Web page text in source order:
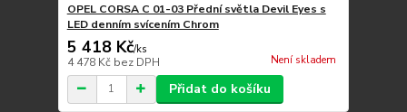
OPEL CORSA C 01-03 Přední světla Devil Eyes s
LED denním svícením Chrom
5 418 Kč/ks
4 478 Kč bez DPH Není skladem
Přidat do košíku